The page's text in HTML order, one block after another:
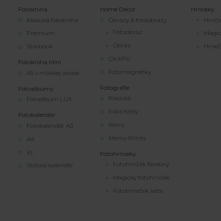
Fotokniha
Klasická fotokniha
Premium
Starbook
Fotokniha Mini
A5 v mäkkej väzbe
Fotoalbumy
Fotoalbum LUX
Fotokalendár
Fotokalendár A3
A4
XL
Stolový kalendár
Home Decor
Obrazy & fotoobrazy
Fotoobraz
Obraz
ClickPic
Fotomagnetky
Fotografie
Klasické
Insta fotky
Retro
Memo Prints
Fotohrnceky
Fotohrnček farebný
Magický fotohrnček
Fotohrneček latte
Hrnceky